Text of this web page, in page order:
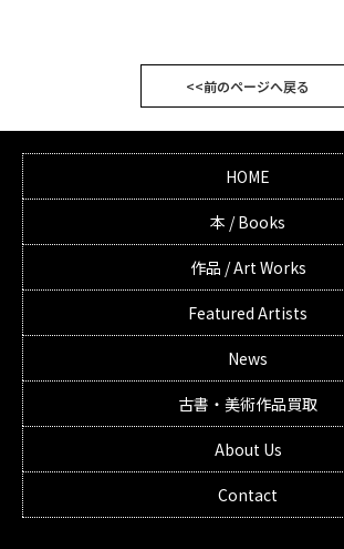
<<前のページへ戻る
HOME
本 / Books
作品 / Art Works
Featured Artists
News
古書・美術作品買取
About Us
Contact